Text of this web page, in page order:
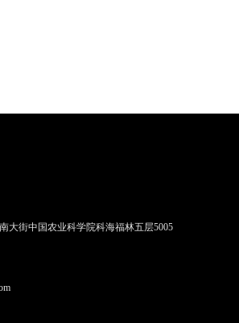
大街中国农业科学院科海福林五层5005